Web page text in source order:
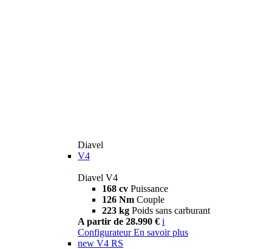
Diavel
V4
Diavel V4
168 cv Puissance
126 Nm Couple
223 kg Poids sans carburant
A partir de 28.990 € i
Configurateur En savoir plus
new V4 RS